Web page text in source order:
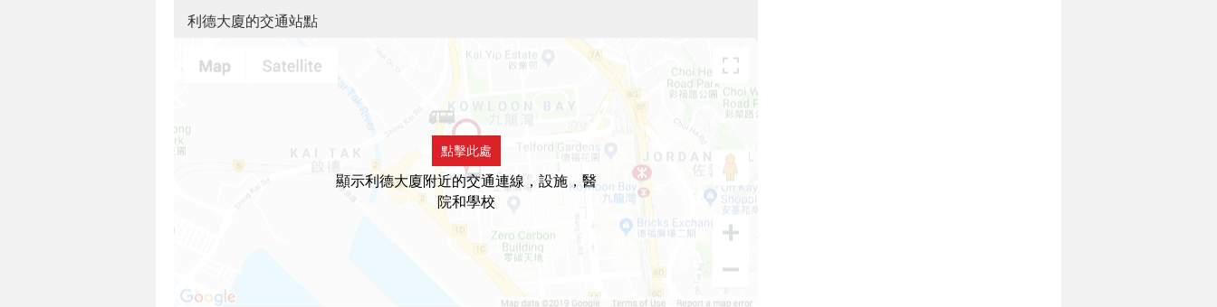
利德大廈的交通站點
點擊此處
顯示利德大廈附近的交通連線，設施，醫
院和學校